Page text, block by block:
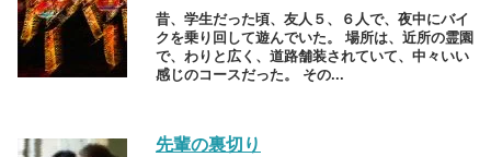
昔、学生だった頃、友人５、６人で、夜中にバイ
クを乗り回して遊んでいた。 場所は、近所の霊園
で、わりと広く、道路舗装されていて、中々いい
感じのコースだった。 その...
先輩の裏切り